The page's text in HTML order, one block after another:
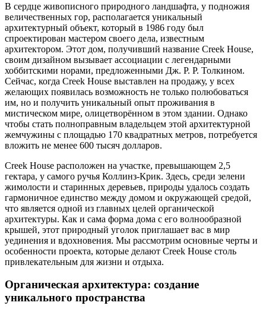
В сердце живописного природного ландшафта, у подножия
величественных гор, располагается уникальный
архитектурный объект, который в 1986 году был
спроектирован мастером своего дела, известным
архитектором. Этот дом, получивший название Creek House,
своим дизайном вызывает ассоциации с легендарными
хоббитскими норами, предложенными Дж. Р. Р. Толкином.
Сейчас, когда Creek House выставлен на продажу, у всех
желающих появилась возможность не только полюбоваться
им, но и получить уникальный опыт проживания в
мистическом мире, олицетворённом в этом здании. Однако
чтобы стать полноправным владельцем этой архитектурной
жемчужины с площадью 170 квадратных метров, потребуется
вложить не менее 600 тысяч долларов.
Creek House расположен на участке, превышающем 2,5
гектара, у самого ручья Коллинз-Крик. Здесь, среди зелени
жимолости и старинных деревьев, природы удалось создать
гармоничное единство между домом и окружающей средой,
что является одной из главных целей органической
архитектуры. Как и сама форма дома с его волнообразной
крышей, этот природный уголок приглашает вас в мир
уединения и вдохновения. Мы рассмотрим основные черты и
особенности проекта, которые делают Creek House столь
привлекательным для жизни и отдыха.
Органическая архитектура: создание
уникального пространства